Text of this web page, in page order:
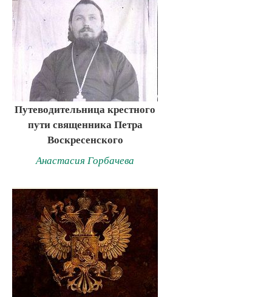
Путеводительница крестного
пути священника Петра
Воскресенского
Анастасия Горбачева